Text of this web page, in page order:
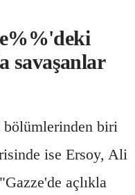
savaşanlar
bölümlerinden biri
ise Ersoy, Ali
açlıkla